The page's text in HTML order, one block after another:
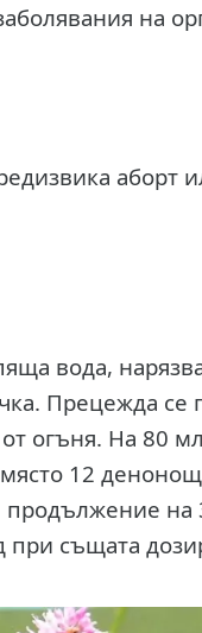
на
аборт
вода,
Прецежда се
огъня. На 80
12
същата